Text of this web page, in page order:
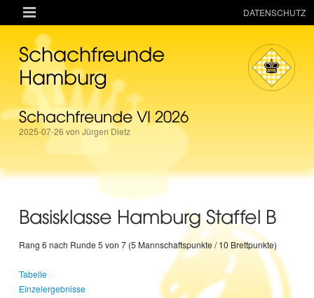

AKTUELLES
RESSOURCEN
VEREIN
MANNSCHAFTEN
TURNIERE
MAGAZIN
TERMINE
Schachfreunde
Hamburg
Schachfreunde VI 2026
2025-07-26 von Jürgen Dietz
Basisklasse Hamburg Staffel B
Rang 6 nach Runde 5 von 7 (5 Mannschaftspunkte / 10 Brettpunkte)
Tabelle
Einzelergebnisse
DATENSCHUTZ